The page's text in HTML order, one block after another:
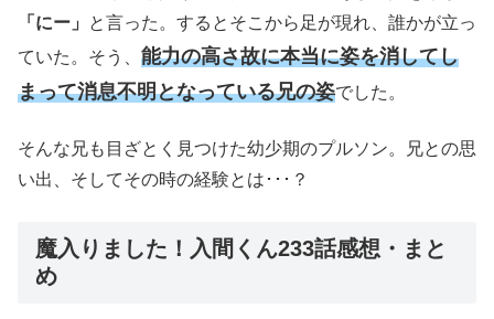
「にー」
と言った。するとそこから足が現れ、誰かが立っ
ていた。そう、 能力の高さ故に本当に姿を消してし
まって消息不明となっている兄の姿でした。
そんな兄も目ざとく見つけた幼少期のプルソン。兄との思
い出、そしてその時の経験とは･･･？
魔入りました！入間くん233話感想・まと
め